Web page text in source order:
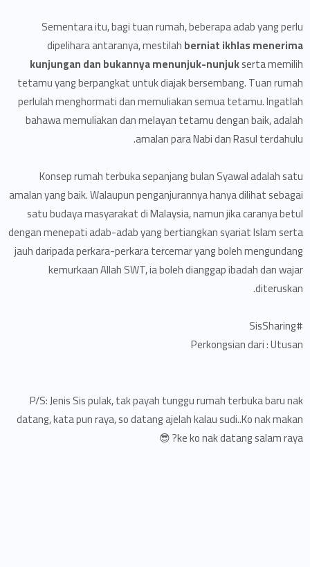
Sementara itu, bagi tuan rumah, beberapa adab yang perlu
dipelihara antaranya, mestilahberniat ikhlas menerima
kunjungan dan bukannya menunjuk-nunjukserta memilih
tetamu yang berpangkat untuk diajak bersembang. Tuan rumah
perlulah menghormati dan memuliakan semua tetamu. Ingatlah
bahawa memuliakan dan me­layan tetamu dengan baik, adalah
amalan para Nabi dan Rasul terdahulu.
Konsep rumah terbuka sepanjang bulan Syawal adalah satu
amalan yang baik. Walaupun penganjurannya hanya dilihat sebagai
satu budaya masyarakat di Malaysia, namun jika caranya betul
dengan menepati adab-adab yang bertiangkan syariat Islam serta
jauh daripada perkara-perkara tercemar yang boleh mengundang
kemurkaan Allah SWT, ia boleh dianggap ibadah dan wajar
diteruskan.
#SisSharing
Perkongsian dari : Utusan
P/S: Jenis Sis pulak, tak payah tunggu rumah terbuka baru nak
datang, kata pun raya, so datang ajelah kalau sudi..Ko nak makan
ke ko nak datang salam raya? 😎